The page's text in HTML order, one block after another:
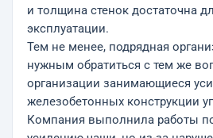
и толщина стенок достаточна
эксплуатации.
Тем не менее, подрядная
нужным обратиться с тем же
организации занимающиеся
железобетонных конструкции
Компания выполнила работы